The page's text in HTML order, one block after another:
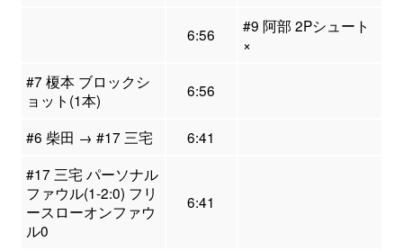
6:56
#9 阿部 2Pシュート
×
#7 榎本 ブロックシ
ョット(1本)
6:56
#6 柴田 → #17 三宅
6:41
#17 三宅 パーソナル
ファウル(1-2:0) フリ
ースローオンファウ
ル0
6:41